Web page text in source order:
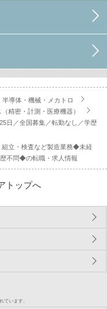
半導体・機械・メカトロ
精密・計測・医療機器）
日／全国募集／転勤なし／学歴
組立・検査など製造業務◆未経
不問◆の転職・求人情報
トップへ
ています。